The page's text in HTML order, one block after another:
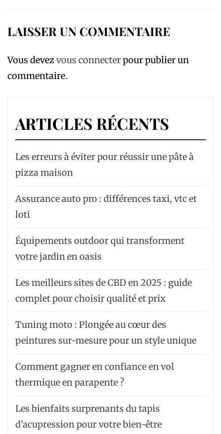
LAISSER UN COMMENTAIRE
Vous devezvous connecterpour publier un
commentaire.
ARTICLES RÉCENTS
Les erreurs à éviter pour réussir une pâte à
pizza maison
Assurance auto pro : différences taxi, vtc et
loti
Équipements outdoor qui transforment
votre jardin en oasis
Les meilleurs sites de CBD en 2025 : guide
complet pour choisir qualité et prix
Tuning moto : Plongée au cœur des
peintures sur-mesure pour un style unique
Comment gagner en confiance en vol
thermique en parapente ?
Les bienfaits surprenants du tapis
d’acupression pour votre bien-être